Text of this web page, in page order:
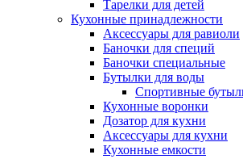
Тарелки для детей
Кухонные принадлежности
Аксессуары для равиоли
Баночки для специй
Баночки специальные
Бутылки для воды
Спортивные
Кухонные воронки
Дозатор для кухни
Аксессуары для кухни
Кухонные емкости